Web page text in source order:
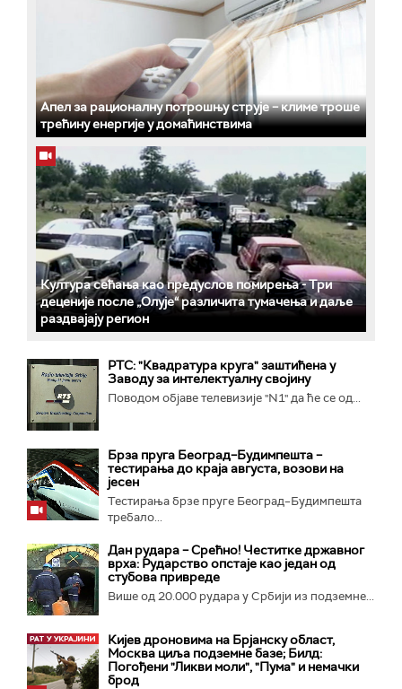
Апел за рационалну потрошњу струје – климе троше
трећину енергије у домаћинствима
Култура сећања као предуслов помирења ­- Три
деценије после „Олује“ различита тумачења и даље
раздвајају регион
РТС: "Квадратура круга" заштићена у
Заводу за интелектуалну својину
Поводом објаве телевизије "N1" да ће се од...
Брза пруга Београд–Будимпешта –
тестирања до краја августа, возови на
јесен
Тестирања брзе пруге Београд–Будимпешта
требало...
Дан рудара – Срећно! Честитке државног
врха: Рударство опстаје као један од
стубова привреде
Више од 20.000 рудара у Србији из подземне...
Кијев дроновима на Брјанску област,
Москва циља подземне базе; Билд:
Погођени "Ликви моли", "Пума" и немачки
брод